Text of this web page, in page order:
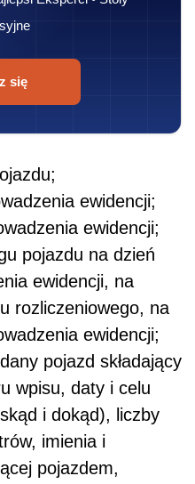
się
ewidencji;
ewidencji;
pojazdu na dzień
ewidencji, na
rozliczeniowego, na
ewidencji;
pojazd składający
wpisu, daty i celu
i dokąd), liczby
imienia i
pojazdem,